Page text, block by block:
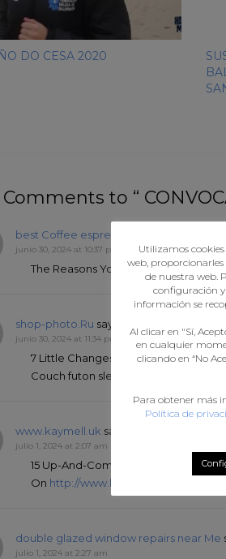
DO CESA 2020
to “
best Coffee espresso Machine
junio 30, 2024 at 10:37 pm
The Reasons You’ll Want To Learn
shop-photo.Ru says :
junio 30, 2024 at 11:34 pm
7 Little Changes That’ll Make A Big
Couch futon sleeper sofa (
www.kaymell.uk says : Accede para
julio 1, 2024 at 2:07 am
15 Up-And-Coming Online Slots
On http://www.kaymell.uk
double glazed window repairs near Me
julio 1, 2024 at 2:27 am
Utilizamos
web,
de nuestra web.
configuración
información se
Al clicar en "Sí,
en cualquier
clicando en “No
Para obtener más
Política de